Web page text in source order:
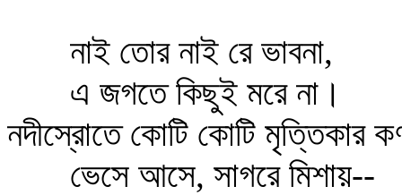
নাই তোর নাই রে ভাবনা,
এ জগতে কিছুই মরে না।
নদীস্রোতে কোটি কোটি মৃত্তিকার
ভেসে আসে, সাগরে মিশায়--